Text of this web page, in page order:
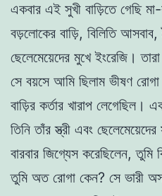
একবার এই সুখী বাড়িতে গেছি
বড়লোকের বাড়ি, বিলিতি আসবাব,
ছেলেমেয়েদের মুখে ইংরেজি।
সে বয়সে আমি ছিলাম ভীষণ
বাড়ির কর্তার খারাপ লেগেছিল।
তিনি তাঁর স্ত্রী এবং ছেলেমেয়েদের
বারবার জিগ্যেস করেছিলেন,
তুমি অত রোগা কেন? সে ভারী